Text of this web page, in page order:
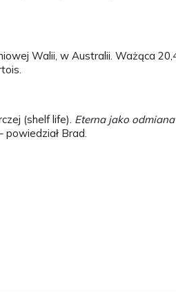
Walii, w Australii. Ważąca
(shelf life). Eterna jako
powiedział Brad.